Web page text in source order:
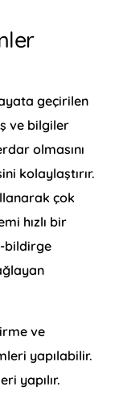
geçirilen
ve bilgiler
olmasını
kolaylaştırır.
çok
hızlı bir
bildirge
ve
yapılabilir.
yapılır.